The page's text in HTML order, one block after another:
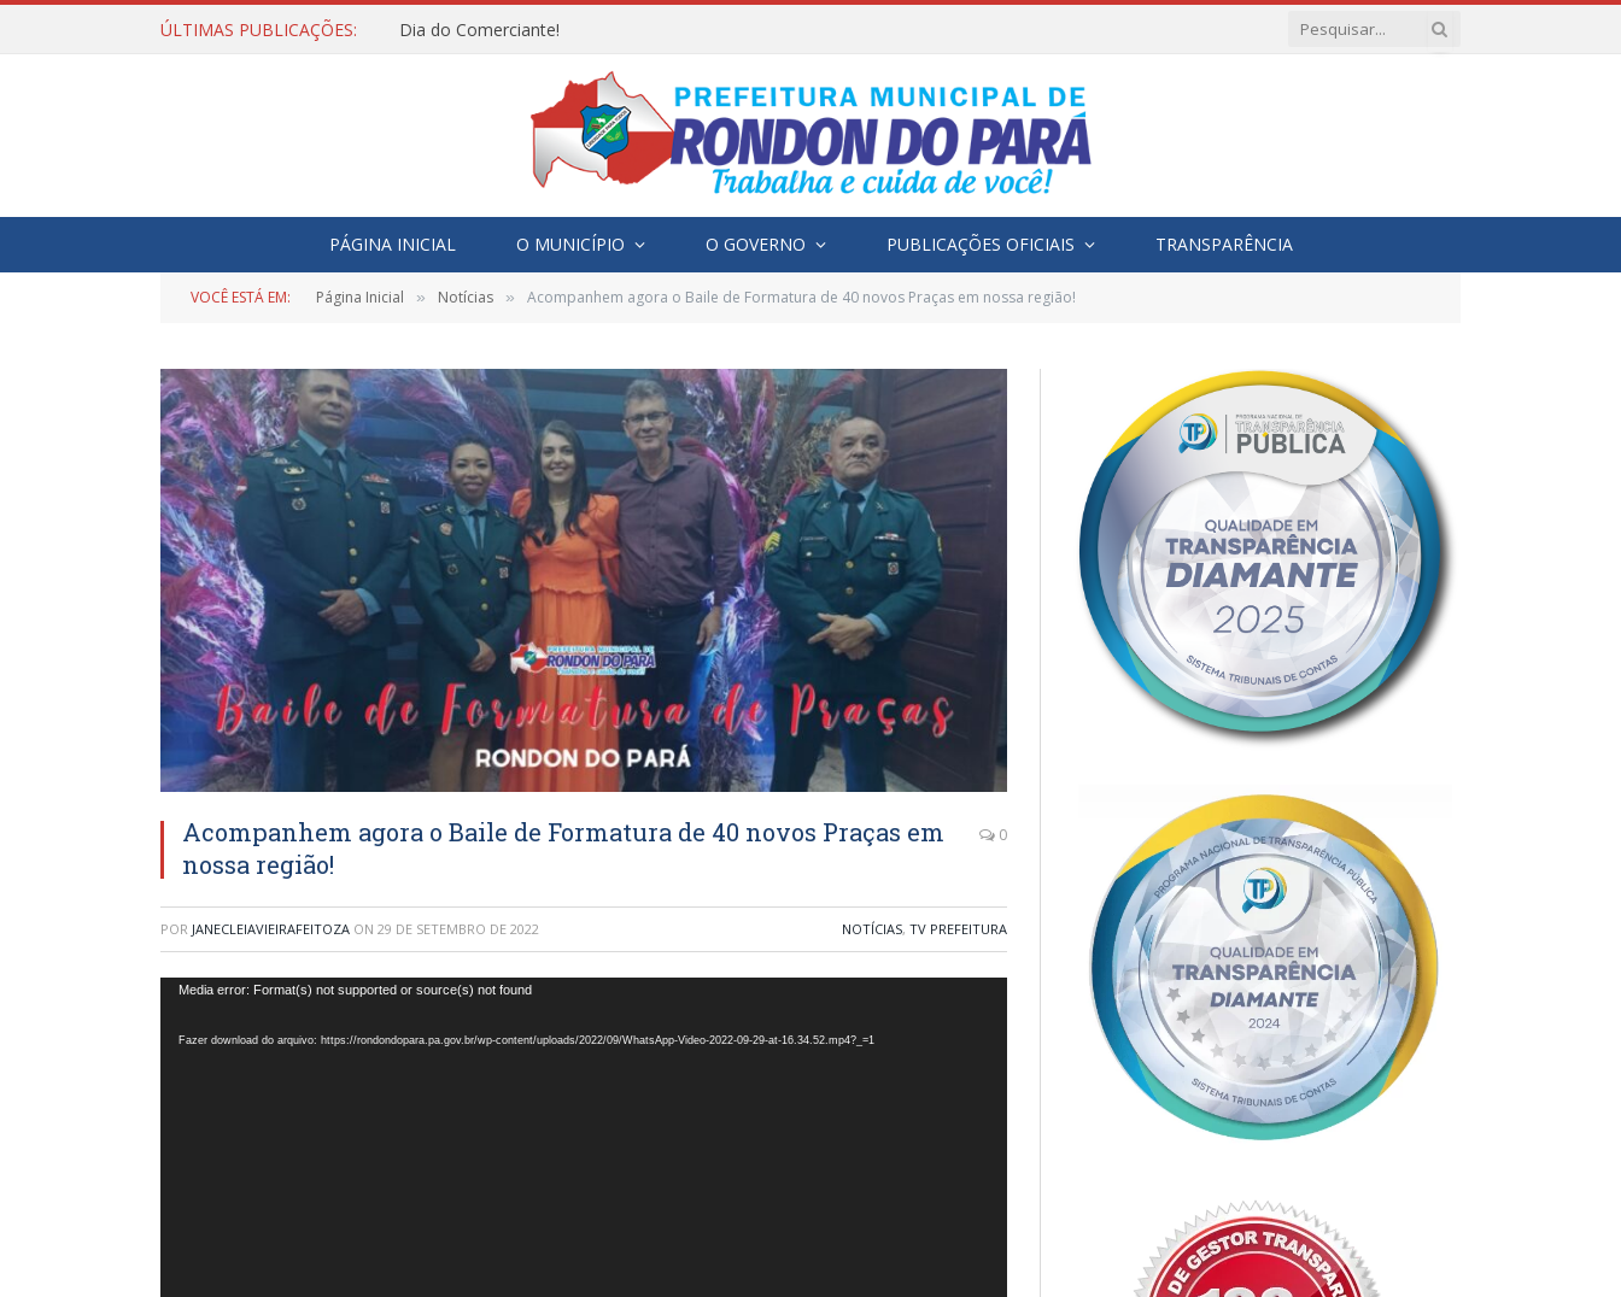
ÚLTIMAS PUBLICAÇÕES: Dia do Comerciante!
PÁGINA INICIAL O MUNICÍPIO O GOVERNO PUBLICAÇÕES OFICIAIS TRANSPARÊNCIA
VOCÊ ESTÁ EM: Página Inicial » Notícias » Acompanhem agora o Baile de Formatura de 40 novos Praças em nossa região!
Acompanhem agora o Baile de Formatura de 40 novos Praças em
nossa região!
0
POR JANECLEIAVIEIRAFEITOZA ON 29 DE SETEMBRO DE 2022 NOTÍCIAS, TV PREFEITURA
Tocador
vídeo
Media error: Format(s) not supported or source(s) not found
Fazer download do arquivo: https://rondondopara.pa.gov.br/wp-content/uploads/2022/09/WhatsApp-Video-2022-09-29-at-16.34.52.mp4?_=1